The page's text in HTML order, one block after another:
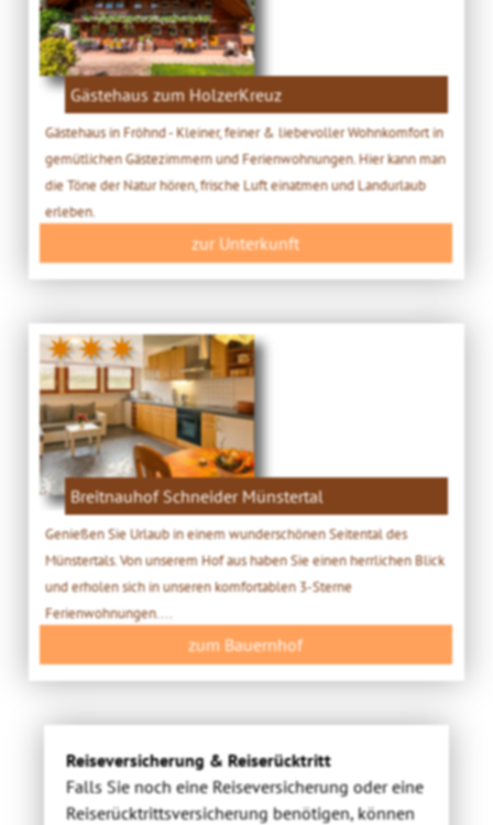
Gästehaus zum HolzerKreuz
Gästehaus in Fröhnd - Kleiner, feiner & liebevoller Wohnkomfort in
gemütlichen Gästezimmern und Ferienwohnungen. Hier kann man
die Töne der Natur hören, frische Luft einatmen und Landurlaub
erleben.
zur Unterkunft
✷✷✷
Breitnauhof Schneider Münstertal
Genießen Sie Urlaub in einem wunderschönen Seitental des
Münstertals. Von unserem Hof aus haben Sie einen herrlichen Blick
und erholen sich in unseren komfortablen 3-Sterne
Ferienwohnungen....
zum Bauernhof
Reiseversicherung & Reiserücktritt
Falls Sie noch eine Reiseversicherung oder eine
Reiserücktrittsversicherung benötigen, können